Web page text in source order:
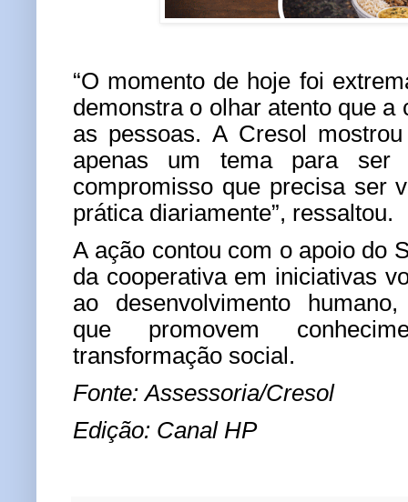
“O momento de hoje foi
demonstra o olhar atento que a
as pessoas. A Cresol
apenas um tema para ser
compromisso que precisa ser
prática diariamente”, ressaltou.
A ação contou com o apoio do
da cooperativa em iniciativas
ao desenvolvimento
que promovem
transformação social.
Fonte: Assessoria/Cresol
Edição: Canal HP